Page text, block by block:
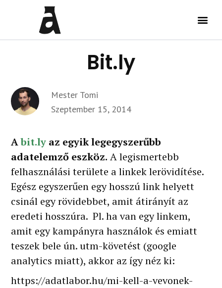
Bit.ly
Mester Tomi
Szeptember 15, 2014
Abit.ly az egyik legegyszerűbb
adatelemző eszköz. A legismertebb
felhasználási területe a linkek lerövidítése.
Egész egyszerűen egy hosszú link helyett
csinál egy rövidebbet, amit átirányít az
eredeti hosszúra. Pl. ha van egy linkem,
amit egy kampányra használok és emiatt
teszek bele ún. utm-követést (google
analytics miatt), akkor az így néz ki:
https://adatlabor.hu/mi-kell-a-vevonek-